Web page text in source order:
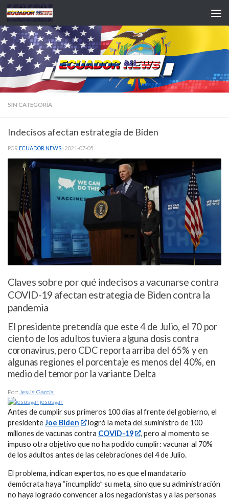
Saltar al contenido
SIN CATEGORÍA
Indecisos afectan estrategia de Biden
POR ECUADOR NEWS · 2021-07-05
Claves sobre por qué indecisos a vacunarse contra
COVID-19 afectan estrategia de Biden contra la
pandemia
El presidente pretendía que este 4 de Julio, el 70 por
ciento de los adultos tuviera alguna dosis contra
coronavirus, pero CDC reporta arriba del 65% y en
algunas regiones el porcentaje es menos del 40%, en
medio del temor por la variante Delta
Por: Jesús García
jesusgar
Antes de cumplir sus primeros 100 días al frente del gobierno, el
presidenteJoe Biden
logró la meta del suministro de 100
millones de vacunas contra COVID-19
, pero al momento se
impuso otra objetivo que no ha podido cumplir: vacunar al 70%
de los adultos antes de las celebraciones del 4 de Julio.
El problema, indican expertos, no es que el mandatario
demócrata haya “incumplido” su meta, sino que su administración
no haya logrado convencer a los negacionistas y a las personas